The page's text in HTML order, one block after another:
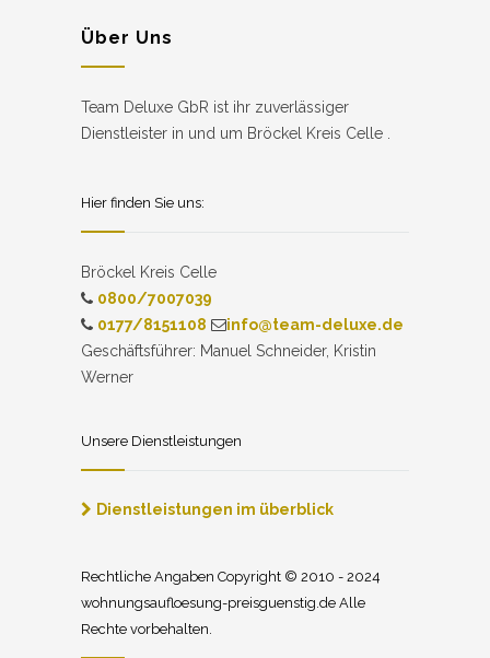
Über Uns
Team Deluxe GbR ist ihr zuverlässiger
Dienstleister in und um Bröckel Kreis Celle .
Hier finden Sie uns:
Bröckel Kreis Celle
0800/7007039
0177/8151108
info@team-deluxe.de
Geschäftsführer: Manuel Schneider, Kristin
Werner
Unsere Dienstleistungen
Dienstleistungen im überblick
Rechtliche Angaben Copyright © 2010 - 2024
wohnungsaufloesung-preisguenstig.de Alle
Rechte vorbehalten.